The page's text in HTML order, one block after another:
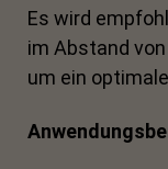
Es wird
im Abstand
um ein